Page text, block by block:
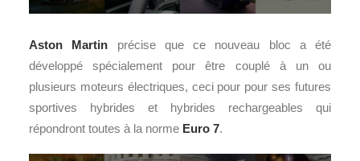
Aston Martin précise que ce nouveau bloc a été
développé spécialement pour être couplé à un ou
plusieurs moteurs électriques, ceci pour pour ses futures
sportives hybrides et hybrides rechargeables qui
répondront toutes à la norme Euro 7.